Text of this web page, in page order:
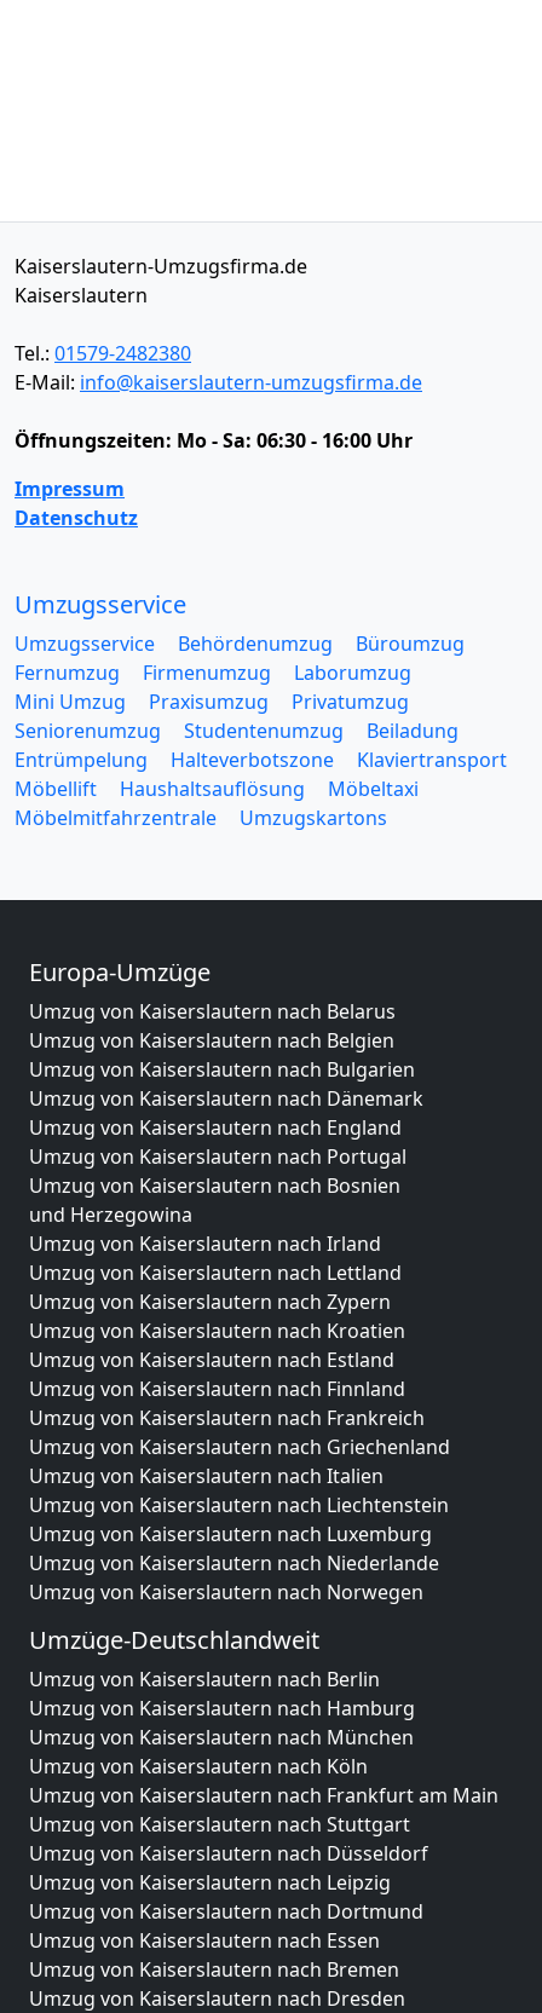
Kaiserslautern-Umzugsfirma.de
Kaiserslautern
Tel.: 01579-2482380
E-Mail: info@kaiserslautern-umzugsfirma.de
Öffnungszeiten: Mo - Sa: 06:30 - 16:00 Uhr
Impressum
Datenschutz
Umzugsservice
Umzugsservice Behördenumzug
Büroumzug
Fernumzug
Firmenumzug
Laborumzug
Mini Umzug
Praxisumzug
Privatumzug
Seniorenumzug
Studentenumzug
Beiladung
Entrümpelung
Halteverbotszone
Klaviertransport
Möbellift
Haushaltsauflösung
Möbeltaxi
Möbelmitfahrzentrale
Umzugskartons
Europa-Umzüge
Umzug von Kaiserslautern nach Belarus
Umzug von Kaiserslautern nach Belgien
Umzug von Kaiserslautern nach Bulgarien
Umzug von Kaiserslautern nach Dänemark
Umzug von Kaiserslautern nach England
Umzug von Kaiserslautern nach Portugal
Umzug von Kaiserslautern nach Bosnien
und Herzegowina
Umzug von Kaiserslautern nach Irland
Umzug von Kaiserslautern nach Lettland
Umzug von Kaiserslautern nach Zypern
Umzug von Kaiserslautern nach Kroatien
Umzug von Kaiserslautern nach Estland
Umzug von Kaiserslautern nach Finnland
Umzug von Kaiserslautern nach Frankreich
Umzug von Kaiserslautern nach Griechenland
Umzug von Kaiserslautern nach Italien
Umzug von Kaiserslautern nach Liechtenstein
Umzug von Kaiserslautern nach Luxemburg
Umzug von Kaiserslautern nach Niederlande
Umzug von Kaiserslautern nach Norwegen
Umzüge-Deutschlandweit
Umzug von Kaiserslautern nach Berlin
Umzug von Kaiserslautern nach Hamburg
Umzug von Kaiserslautern nach München
Umzug von Kaiserslautern nach Köln
Umzug von Kaiserslautern nach Frankfurt am Main
Umzug von Kaiserslautern nach Stuttgart
Umzug von Kaiserslautern nach Düsseldorf
Umzug von Kaiserslautern nach Leipzig
Umzug von Kaiserslautern nach Dortmund
Umzug von Kaiserslautern nach Essen
Umzug von Kaiserslautern nach Bremen
Umzug von Kaiserslautern nach Dresden